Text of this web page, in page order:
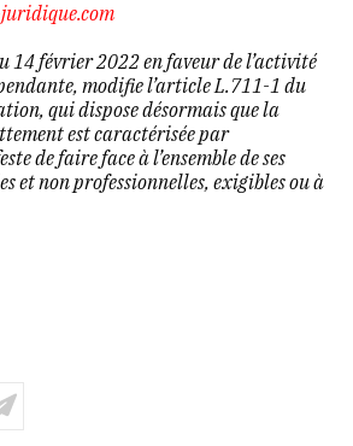
14 février 2022 en faveur de l’activité
modifie l’article L.711-1 du
qui dispose désormais que la
est caractérisée par
de faire face à l’ensemble de ses
et non professionnelles, exigibles ou à